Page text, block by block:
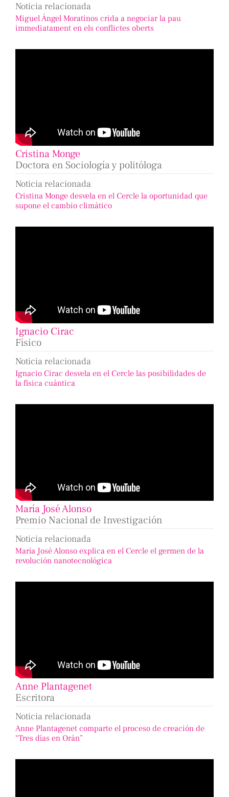
Noticia relacionada
Miguel Ángel Moratinos crida a negociar la pau
immediatament en els conflictes oberts
Cristina Monge
Doctora en Sociología y politóloga
Noticia relacionada
Cristina Monge desvela en el Cercle la oportunidad que
supone el cambio climático
Ignacio Cirac
Físico
Noticia relacionada
Ignacio Cirac desvela en el Cercle las posibilidades de
la física cuántica
María José Alonso
Premio Nacional de Investigación
Noticia relacionada
María José Alonso explica en el Cercle el germen de la
revolución nanotecnológica
Anne Plantagenet
Escritora
Noticia relacionada
Anne Plantagenet comparte el proceso de creación de
“Tres días en Orán”